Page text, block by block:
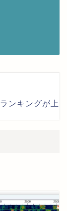
ンキングが上